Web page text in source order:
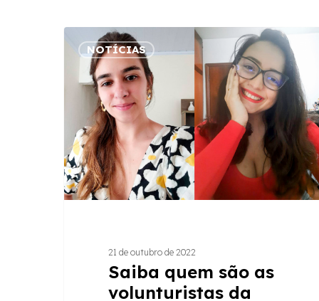
quem
volunturistas
edição
DMF
Amazônia
2022
NOTÍCIAS
21 de outubro de 2022
Saiba quem são as
volunturistas da